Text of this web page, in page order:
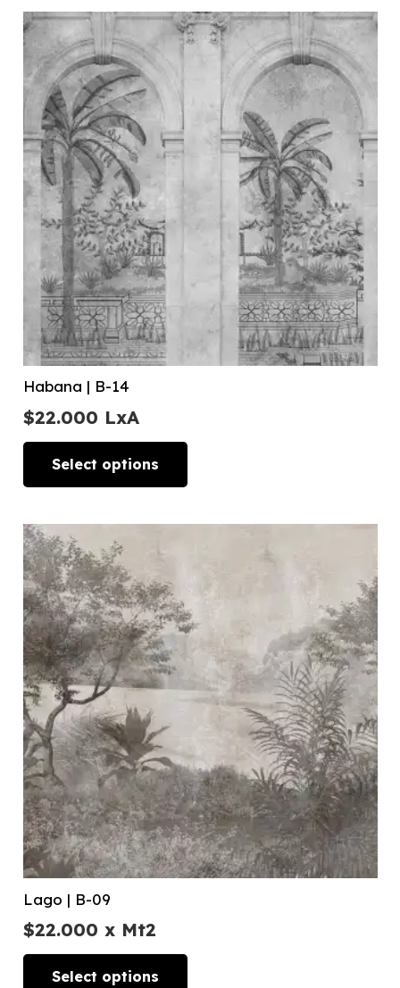
Habana | B-14
$22.000 LxA
Select options
Lago | B-09
$22.000 x Mt2
Select options